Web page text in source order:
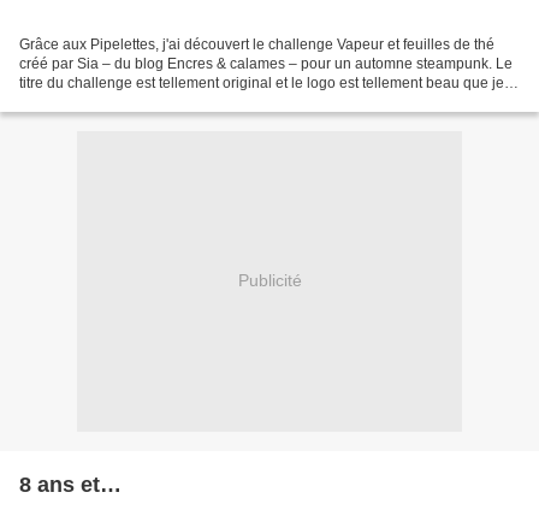
Grâce aux Pipelettes, j'ai découvert le challenge Vapeur et feuilles de thé
créé par Sia – du blog Encres & calames – pour un automne steampunk. Le
titre du challenge est tellement original et le logo est tellement beau que je
Publicité
8 ans et…